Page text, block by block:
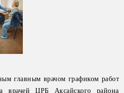
главным врачом графиком работ
врачей ЦРБ Аксайского района